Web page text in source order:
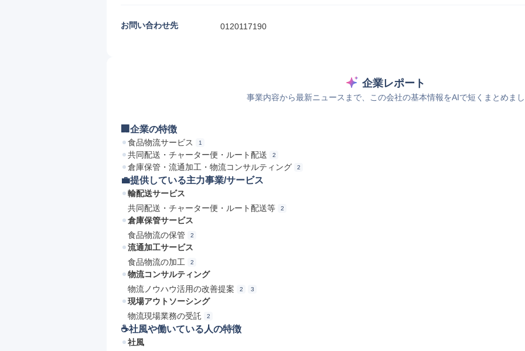
お問い合わせ先 0120117190
企業レポート
事業内容から最新ニュースまで、この会社の基本情報をAIで短くまとめま
🏢企業の特徴
食品物流サービス 1
共同配送・チャーター便・ルート配送 2
倉庫保管・流通加工・物流コンサルティング 2
💼提供している主力事業/サービス
輸配送サービス
共同配送・チャーター便・ルート配送等
2
倉庫保管サービス
食品物流の保管
2
流通加工サービス
食品物流の加工
2
物流コンサルティング
物流ノウハウ活用の改善提案
2 3
現場アウトソーシング
物流現場業務の受託
2
☕️社風や働いている人の特徴
社風